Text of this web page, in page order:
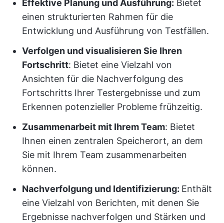
Effektive Planung und Ausführung: Bietet
einen strukturierten Rahmen für die
Entwicklung und Ausführung von Testfällen.
Verfolgen und visualisieren Sie Ihren
Fortschritt: Bietet eine Vielzahl von
Ansichten für die Nachverfolgung des
Fortschritts Ihrer Testergebnisse und zum
Erkennen potenzieller Probleme frühzeitig.
Zusammenarbeit mit Ihrem Team: Bietet
Ihnen einen zentralen Speicherort, an dem
Sie mit Ihrem Team zusammenarbeiten
können.
Nachverfolgung und Identifizierung: Enthält
eine Vielzahl von Berichten, mit denen Sie
Ergebnisse nachverfolgen und Stärken und